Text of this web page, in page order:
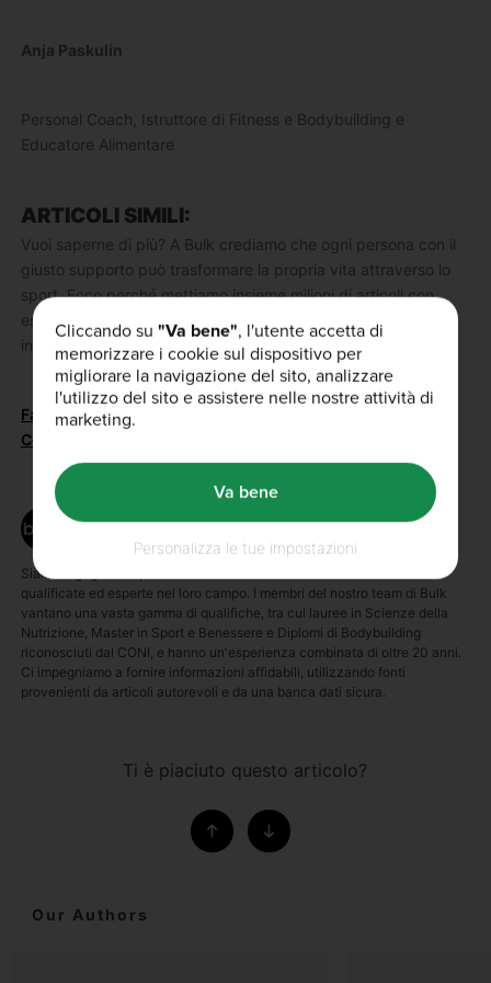
Anja Paskulin
Personal Coach, Istruttore di Fitness e Bodybuilding e
Educatore Alimentare
ARTICOLI SIMILI:
Vuoi saperne di più? A Bulk crediamo che ogni persona con il
giusto supporto può trasformare la propria vita attraverso lo
sport.Ecco perché mettiamo insieme milioni di articoli con
esperti consigli.
Dai un occhiata a questi articoli per altre
informazioni:
Fasce Ginocchia
Cosa Portare In Palestra
Written by
Siamo orgogliosi di poter offrire articoli scritti da autori altamente
qualificate ed esperte nel loro campo. I membri del nostro team di Bulk
vantano una vasta gamma di qualifiche, tra cui lauree in Scienze della
Nutrizione, Master in Sport e Benessere e Diplomi di Bodybuilding
riconosciuti dal CONI, e hanno un'esperienza combinata di oltre 20 anni.
Ci impegniamo a fornire informazioni affidabili, utilizzando fonti
provenienti da articoli autorevoli e da una banca dati sicura.
Ti è piaciuto questo articolo?
Our Authors
Cliccando su "Va bene", l'utente accetta di
memorizzare i cookie sul dispositivo per
migliorare la navigazione del sito, analizzare
l'utilizzo del sito e assistere nelle nostre attività di
marketing.
Personalizza le tue impostazioni
Va bene